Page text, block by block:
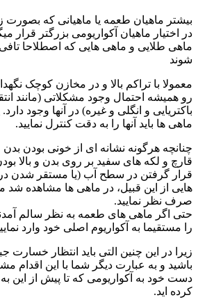
بیشتر ماهیان طعمه یا ماهیانی که
در اختیار ماهیان آکواریومی بزرگتر قرار
شوند
معمولا با تراکم بالا و در مخازن کوچک
رو همیشه احتمال وجود مشکلاتی (مانند
باکتریایی و انگلی و غیره) در آنها وجود
ماهی ها باید آنها را به دقت کنترل نمایید.
چنانچه هرگونه نشانه ای از خونی بودن بدن
قارچ و لکه های سفید بر روی بدن و بالا
قرار گرفتن در سطح آب (یا مستقر شدن
هایی از این قبیل، در ماهی ها مشاهده شد
صرف نظر نمایید.
حتی اگر ماهی های طعمه به نظر سالم آمدند
را مستقیما به آکواریوم اصلی خود وارد
زیرا در این چنین التی باید انتظار خسارت
باشید و به عبارت دیگر شما با این اقدام
دست خود به آکواریومی که تا پیش از این
کرده اید.